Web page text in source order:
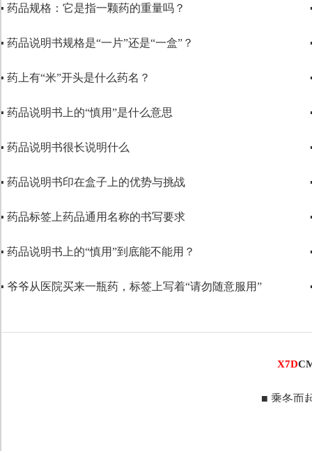
▪ 药品规格：它是指一颗药的重量吗？
▪ 药品说明书规格是“一片”还是“一盒”？
▪ 药上有“米”开头是什么药名？
▪ 药品说明书上的“慎用”是什么意思
▪ 药品说明书很长说明什么
▪ 药品说明书印在盒子上的优势与挑战
▪ 药品标签上药品通用名称的书写要求
▪ 药品说明书上的“慎用”到底能不能用？
▪ 爷爷从医院买来一瓶药，标签上写着“请勿随意服用”
X7D
■ 乘冬而起